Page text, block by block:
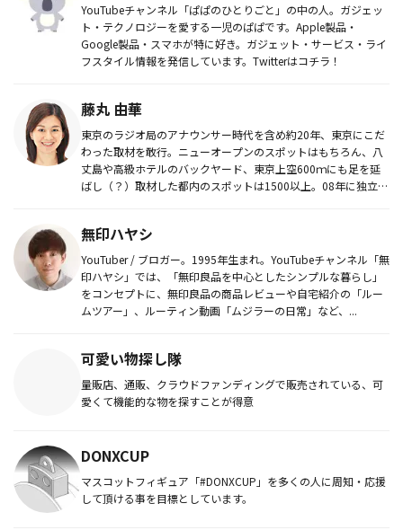
YouTubeチャンネル「ぱぱのひとりごと」の中の人。ガジェッ
ト・テクノロジーを愛する一児のぱぱです。Apple製品・
Google製品・スマホが特に好き。ガジェット・サービス・ライ
フスタイル情報を発信しています。Twitterはコチラ！
藤丸 由華
東京のラジオ局のアナウンサー時代を含め約20年、東京にこだ
わった取材を敢行。ニューオープンのスポットはもちろん、八
丈島や高級ホテルのバックヤード、東京上空600ｍにも足を延
ばし（？）取材した都内のスポットは1500以上。08年に独立
無印ハヤシ
YouTuber / ブロガー。1995年生まれ。YouTubeチャンネル「無
印ハヤシ」では、「無印良品を中心としたシンプルな暮らし」
をコンセプトに、無印良品の商品レビューや自宅紹介の「ルー
ムツアー」、ルーティン動画「ムジラーの日常」など、...
可愛い物探し隊
量販店、通販、クラウドファンディングで販売されている、可
愛くて機能的な物を探すことが得意
DONXCUP
マスコットフィギュア「#DONXCUP」を多くの人に周知・応援
して頂ける事を目標としています。